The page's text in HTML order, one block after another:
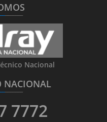
_______
Nacional
NACIONAL
_______
7772